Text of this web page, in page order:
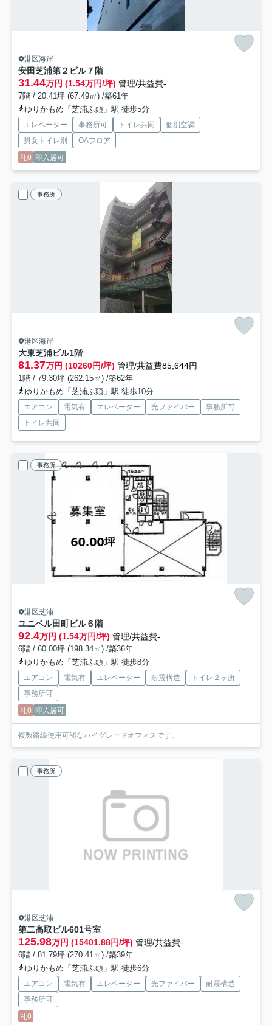
港区海岸
安田芝浦第２ビル７階
31.44万円 (1.54万円/坪) 管理/共益費-
7階 / 20.41坪 (67.49㎡) /築61年
ゆりかもめ「芝浦ふ頭」駅 徒歩5分
エレベーター 事務所可 トイレ共同
個別空調
男女トイレ別
OAフロア
礼0 即入居可
事務所
港区海岸
大東芝浦ビル1階
81.37万円 (10260円/坪) 管理/共益費85,644円
1階 / 79.30坪 (262.15㎡) /築62年
ゆりかもめ「芝浦ふ頭」駅 徒歩10分
エアコン 電気有 エレベーター 光ファイバー
事務所可
トイレ共同
事務所
港区芝浦
ユニベル田町ビル６階
92.4万円 (1.54万円/坪) 管理/共益費-
6階 / 60.00坪 (198.34㎡) /築36年
ゆりかもめ「芝浦ふ頭」駅 徒歩8分
エアコン 電気有 エレベーター 耐震構造
トイレ２ヶ所
事務所可
礼0 即入居可
複数路線使用可能なハイグレードオフィスです。
事務所
港区芝浦
第二高取ビル601号室
125.98万円 (15401.88円/坪) 管理/共益費-
6階 / 81.79坪 (270.41㎡) /築39年
ゆりかもめ「芝浦ふ頭」駅 徒歩6分
エアコン 電気有 エレベーター 光ファイバー
耐震構造
事務所可
礼0